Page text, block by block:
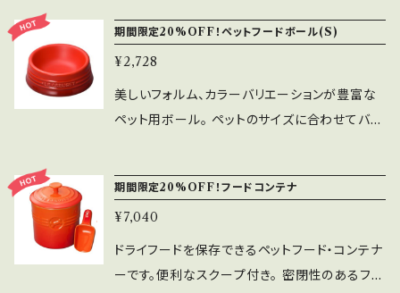
適です。もちろん以外の中～大型犬にもおすすめ
ください。 底面に水切り用の溝があるので、洗浄
る心配がありません。 ■ステンレスやアルミの
素材が苦手なペットにおすすめです。 ■汚れが
お手入れが簡単なのも特長。 ■電子レンジに入
れることができるので、ドライフードをふやかした
ールが動く心配なし。 ・ステンレスやアルミ素材
が苦手なペットにもおすすめ。 ・汚れが落としや
すく、臭いもつきにくい。 ・電子レンジOK！ドライ
フードをふやかしたいとき、少し温めたいときに。
量 80ml 重量 250g
期間限定20%OFF！ペットフードボール(S)
¥2,728
美しいフォルム、カラーバリエーションが豊富な
ペット用ボール。 ペットのサイズに合わせてバリ
ールが動く心配なし。 ・ステンレスやアルミ素材
が苦手なペットにもおすすめ。 ・汚れが落としや
すく、臭いもつきにくい。 ・電子レンジOK！ドライ
フードをふやかしたいとき、少し温めたいときに。
期間限定20%OFF！フードコンテナ
¥7,040
ドライフードを保存できるペットフード・コンテナ
ーです。便利なスクープ付き。 密閉性のあるフタ